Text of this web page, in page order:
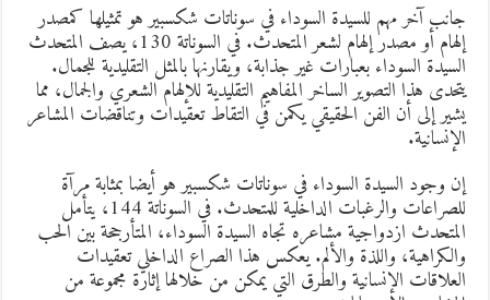
آخر مهم للسيدة السوداء في سوناتات شكسبير هو تمثيلها كمصدر
إلهام أو مصدر إلهام لشعر المتحدث. في السوناتة 130، يصف المتحدث
السوداء بعبارات غير جذابة، ويقارنها بالمثل التقليدية للجمال.
هذا التصوير الساخر المفاهيم التقليدية للإلهام الشعري والجمال، مما
إلى أن الفن الحقيقي يكمن في التقاط تعقيدات وتناقضات المشاعر
وجود السيدة السوداء في سوناتات شكسبير هو أيضا بمثابة مرآة
للصراعات والرغبات الداخلية للمتحدث. في السوناتة 144، يتأمل
ازدواجية مشاعره تجاه السيدة السوداء، المتأرجحة بين الحب
واللذة والألم. يعكس هذا الصراع الداخلي تعقيدات
الإنسانية والطرق التي يمكن من خلالها إثارة مجموعة من